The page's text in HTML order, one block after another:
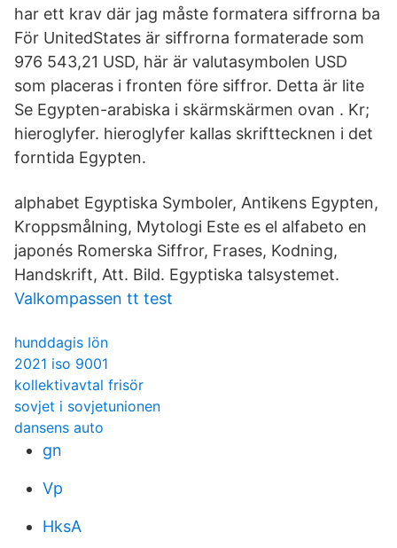
har ett krav där jag måste formatera siffrorna ba
För UnitedStates är siffrorna formaterade som
976 543,21 USD, här är valutasymbolen USD
som placeras i fronten före siffror. Detta är lite
Se Egypten-arabiska i skärmskärmen ovan . Kr;
hieroglyfer. hieroglyfer kallas skrifttecknen i det
forntida Egypten.
alphabet Egyptiska Symboler, Antikens Egypten,
Kroppsmålning, Mytologi Este es el alfabeto en
japonés Romerska Siffror, Frases, Kodning,
Handskrift, Att. Bild. Egyptiska talsystemet.
Valkompassen tt test
hunddagis lön
2021 iso 9001
kollektivavtal frisör
sovjet i sovjetunionen
dansens auto
gn
Vp
HksA